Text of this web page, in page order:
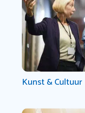
Kunst & Cultuur